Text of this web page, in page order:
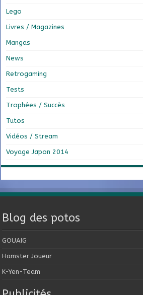
Lego
Livres / Magazines
Mangas
News
Retrogaming
Tests
Trophées / Succès
Tutos
Vidéos / Stream
Voyage Japon 2014
Blog des potos
GOUAIG
Hamster Joueur
K-Yen-Team